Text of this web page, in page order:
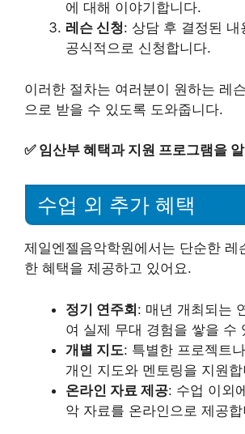
에 대해 이야기합니다.
레슨 신청: 상담 후 결정된 내
공식적으로 신청합니다.
이러한 절차는 여러분이 원하는 레
으로 받을 수 있도록 도와줍니다.
✅ 임산부 혜택과 지원 프로그램을
수업 외 추가 혜택
제일엔젤음악학원에서는 단순한 레
한 혜택을 제공하고 있어요.
정기 연주회: 매년 개최되는
여 실제 무대 경험을 쌓을 수
개별 지도: 특별한 프로젝트
개인 지도와 멘토링을 지원
온라인 자료 제공: 수업 이외
악 자료를 온라인으로 제공